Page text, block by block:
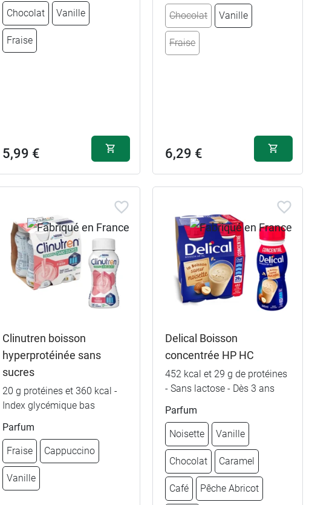
Fruits rouges 10,99 €
Vanille
Chocolat Vanille
Fraise
5,99 €
Chocolat 5,99 €
Chocolat Vanille
Fraise
6,29 €
Chocolat 6,29 €
Vanille 6,29 €
Clinutren boisson
hyperprotéinée sans
sucres
20 g protéines et 360 kcal -
Index glycémique bas
Parfum
Fraise Cappuccino
Vanille
Delical Boisson
concentrée HP HC
452 kcal et 29 g de protéines
- Sans lactose - Dès 3 ans
Parfum
Noisette Vanille
Chocolat Caramel
Café Pêche Abricot